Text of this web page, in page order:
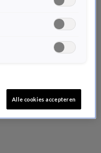
Alle cookies accepteren